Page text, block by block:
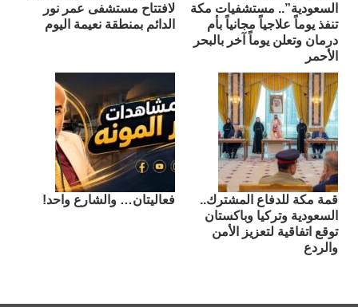
السعودية”.. مستشفيات مكة
تنفذ يوماً علاجياً مجانياً بأم
درمان وتعلن يوماً آخر بالبحر
الأحمر
لافتتاح مستشفى عمر نور
الدائم بمنطقة نعيمة اليوم
قمة مكة للدفاع المشترك..
السعودية وتركيا وباكستان
توقع اتفاقية لتعزيز الأمن
والردع
فعاليتان… والشارع واحد!